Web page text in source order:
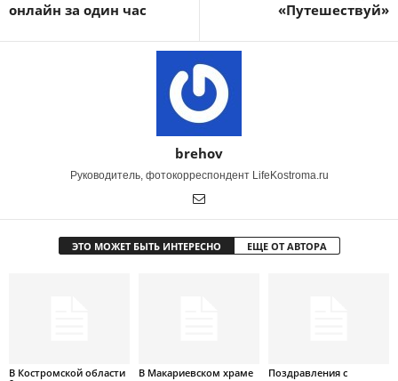
онлайн за один час
«Путешествуй»
brehov
Руководитель, фотокорреспондент LifeKostroma.ru
ЭТО МОЖЕТ БЫТЬ ИНТЕРЕСНО ЕЩЕ ОТ АВТОРА
В Костромской области
В Макариевском храме
Поздравления с